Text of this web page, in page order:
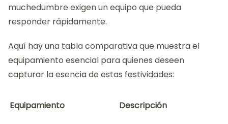
muchedumbre exigen un equipo que pueda
responder rápidamente.
Aquí hay una tabla comparativa que muestra el
equipamiento esencial para quienes deseen
capturar la esencia de estas festividades:
Equipamiento Descripción